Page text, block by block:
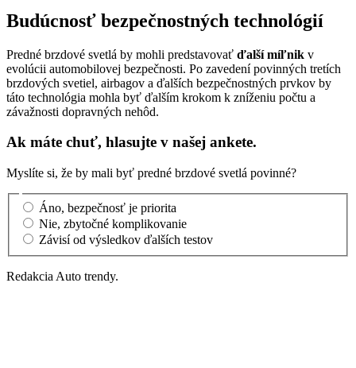
Budúcnosť bezpečnostných technológií
Predné brzdové svetlá by mohli predstavovať ďalší míľnik v
evolúcii automobilovej bezpečnosti. Po zavedení povinných tretích
brzdových svetiel, airbagov a ďalších bezpečnostných prvkov by
táto technológia mohla byť ďalším krokom k zníženiu počtu a
závažnosti dopravných nehôd.
Ak máte chuť, hlasujte v našej ankete.
Myslíte si, že by mali byť predné brzdové svetlá povinné?
Áno, bezpečnosť je priorita
Nie, zbytočné komplikovanie
Závisí od výsledkov ďalších testov
Redakcia Auto trendy.